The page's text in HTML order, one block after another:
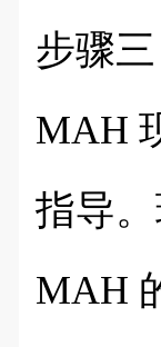
步骤
MAH
指导
MAH